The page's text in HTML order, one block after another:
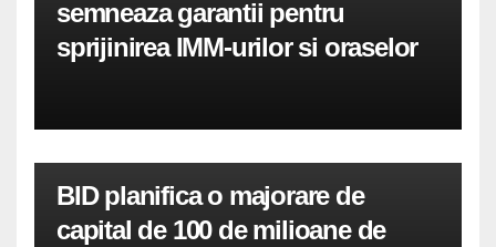
semneaza garantii pentru
sprijinirea IMM-urilor si oraselor
BID planifica o majorare de
capital de 100 de milioane de